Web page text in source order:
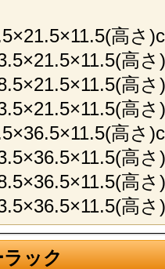
高さ
高
高
高
高さ
高
高
高
ック